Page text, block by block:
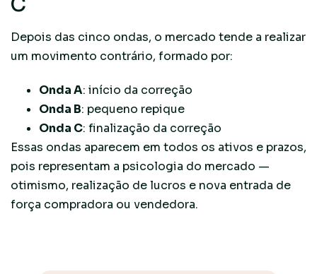
Depois das cinco ondas, o mercado tende a realizar
um movimento contrário, formado por:
Onda A: início da correção
Onda B: pequeno repique
Onda C: finalização da correção
Essas ondas aparecem em todos os ativos e prazos,
pois representam a psicologia do mercado —
otimismo, realização de lucros e nova entrada de
força compradora ou vendedora.